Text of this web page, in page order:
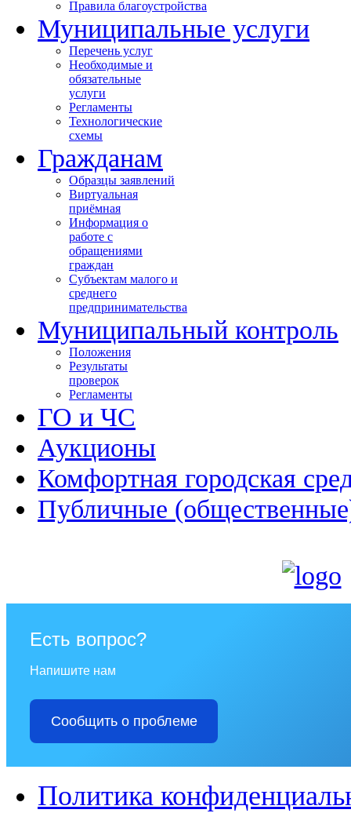
Правила благоустройства
Муниципальные услуги
Перечень услуг
Необходимые и
обязательные
услуги
Регламенты
Технологические
схемы
Гражданам
Образцы заявлений
Виртуальная
приёмная
Информация о
работе с
обращениями
граждан
Субъектам малого и
среднего
предпринимательства
Муниципальный контроль
Положения
Результаты
проверок
Регламенты
ГО и ЧС
Аукционы
Комфортная городская
Публичные
Есть вопрос?
Напишите нам
Сообщить о проблеме
Политика